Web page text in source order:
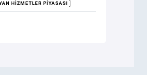
HIZMETLER PIYASASI